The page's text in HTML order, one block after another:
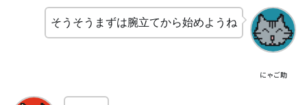
にゃご助
そうそうまずは腕立てから始めようね